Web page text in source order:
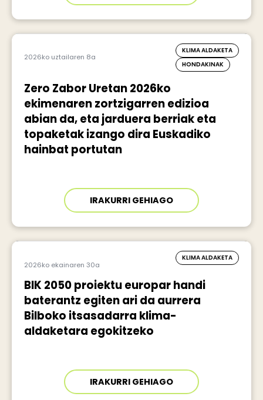
2026ko uztailaren 8a
KLIMA ALDAKETA
HONDAKINAK
Zero Zabor Uretan 2026ko
ekimenaren zortzigarren edizioa
abian da, eta jarduera berriak eta
topaketak izango dira Euskadiko
hainbat portutan
IRAKURRI GEHIAGO
2026ko ekainaren 30a
KLIMA ALDAKETA
BIK 2050 proiektu europar handi
baterantz egiten ari da aurrera
Bilboko itsasadarra klima-
aldaketara egokitzeko
IRAKURRI GEHIAGO